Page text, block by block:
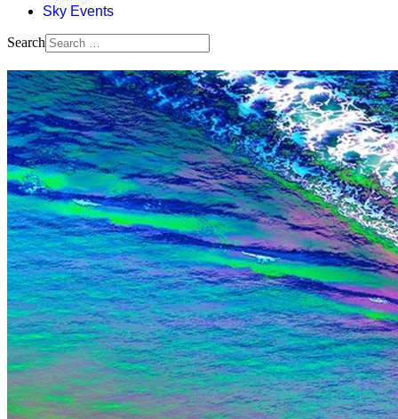
Sky Events
Search